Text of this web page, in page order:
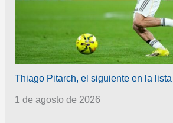
Thiago Pitarch, el siguiente en la
1 de agosto de 2026